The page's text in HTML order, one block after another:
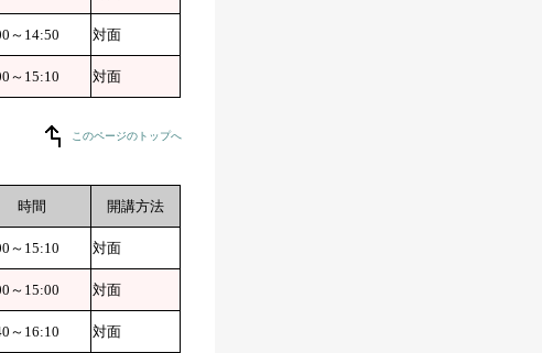
～14:50 対面
～15:10 対面
このページのトップへ
時間 開講方法
～15:10 対面
～15:00 対面
～16:10 対面